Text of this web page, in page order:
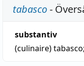
tabasco-
substantiv
(culinaire)tabasco;